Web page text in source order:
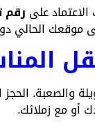
على رقم
موقعك الحالي
والصعبة.
أو مع زملائك.